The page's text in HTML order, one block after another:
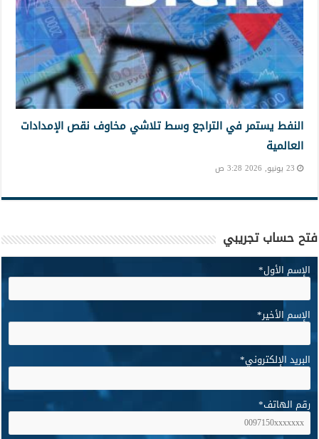
النفط يستمر في التراجع وسط تلاشي مخاوف نقص الإمدادات
العالمية
23 يونيو, 2026 3:28 ص
فتح حساب تجريبي
الإسم الأول*
الإسم الأخير*
البريد الإلكتروني*
رقم الهاتف*